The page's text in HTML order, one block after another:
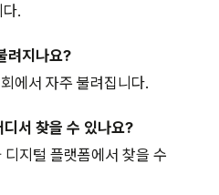
.
려지나요?
에서 자주 불려집니다.
서 찾을 수 있나요?
지털 플랫폼에서 찾을 수